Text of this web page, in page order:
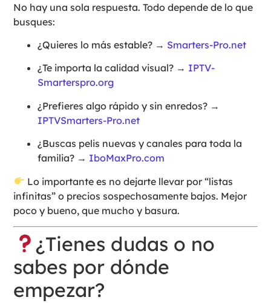
No hay una sola respuesta. Todo depende de lo que
busques:
¿Quieres lo más estable? → Smarters-Pro.net
¿Te importa la calidad visual? → IPTV-
Smarterspro.org
¿Prefieres algo rápido y sin enredos? →
IPTVSmarters-Pro.net
¿Buscas pelis nuevas y canales para toda la
familia? → IboMaxPro.com
Lo importante es no dejarte llevar por “listas
infinitas” o precios sospechosamente bajos. Mejor
poco y bueno, que mucho y basura.
¿Tienes dudas o no
sabes por dónde
empezar?